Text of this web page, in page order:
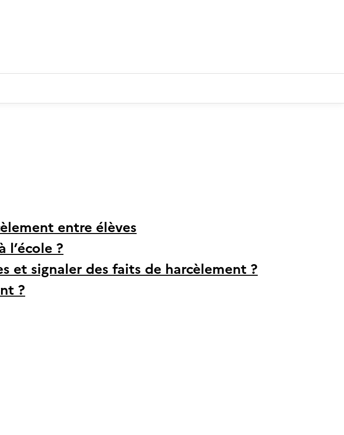
entre élèves
l’école ?
et signaler des faits de harcèlement ?
?